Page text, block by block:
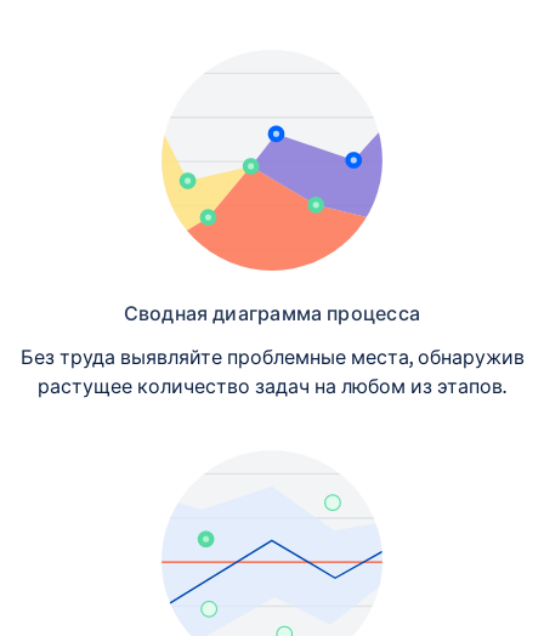
Сводная диаграмма процесса
Без труда выявляйте проблемные места, обнаружив
растущее количество задач на любом из этапов.